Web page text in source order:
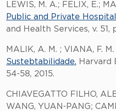
LEWIS, M. A.; FELIX, E.;
Public and Private
and Health Services, v. 51,
MALIK, A. M. ; VIANA, F. M.
Sustebtabilidade. Harvard
54-58, 2015.
CHIAVEGATTO FILHO,
WANG, YUAN-PANG;